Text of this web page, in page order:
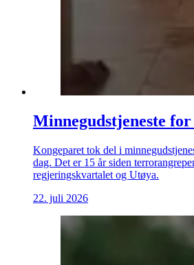
Minnegudstjeneste
Kongeparet tok del i
dag. Det er 15 år siden
regjeringskvartalet og Utøya.
22. juli 2026